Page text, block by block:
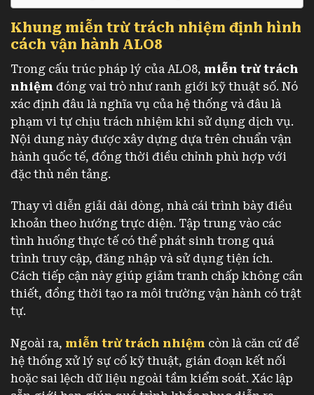
Khung miễn trừ trách nhiệm định hình
cách vận hành ALO8
Trong cấu trúc pháp lý của ALO8, miễn trừ trách
nhiệm đóng vai trò như ranh giới kỹ thuật số. Nó
xác định đâu là nghĩa vụ của hệ thống và đâu là
phạm vi tự chịu trách nhiệm khi sử dụng dịch vụ.
Nội dung này được xây dựng dựa trên chuẩn vận
hành quốc tế, đồng thời điều chỉnh phù hợp với
đặc thù nền tảng.
Thay vì diễn giải dài dòng, nhà cái trình bày điều
khoản theo hướng trực diện. Tập trung vào các
tình huống thực tế có thể phát sinh trong quá
trình truy cập, đăng nhập và sử dụng tiện ích.
Cách tiếp cận này giúp giảm tranh chấp không cần
thiết, đồng thời tạo ra môi trường vận hành có trật
tự.
Ngoài ra, miễn trừ trách nhiệm còn là căn cứ để
hệ thống xử lý sự cố kỹ thuật, gián đoạn kết nối
hoặc sai lệch dữ liệu ngoài tầm kiểm soát. Xác lập